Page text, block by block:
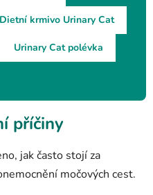
Dietní krmivo Urinary Cat
Urinary Cat polévka
příčiny
jak často stojí za
močových cest.